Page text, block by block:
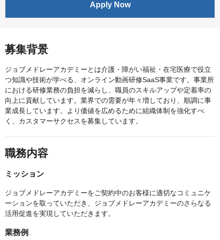
Apply Now
募集背景
ジョブメドレーアカデミーとは介護・障がい福祉・在宅医療で役立
つ知識や技術が学べる、オンライン動画研修SaaS事業です。事業所
における研修業務の負担を減らし、職員のスキルアップや定着率の
向上に貢献しています。業界での需要が年々増しており、順調に事
業成長しています。より価値を広めるために組織体制を強化すべ
く、カスタマーサクセスを募集しています。
職務内容
ミッション
ジョブメドレーアカデミーをご契約中のお客様に適切なコミュニケ
ーションを取っていただき、ジョブメドレーアカデミーのさらなる
活用促進を実現していただきます。
業務例